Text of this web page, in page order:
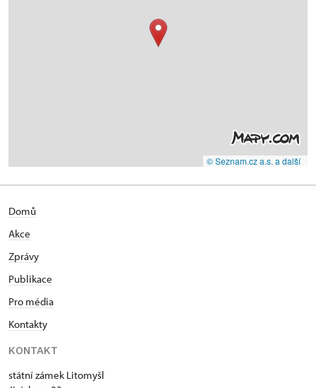
© Seznam.cz a.s. a další
Domů
Akce
Zprávy
Publikace
Pro média
Kontakty
KONTAKT
státní zámek Litomyšl